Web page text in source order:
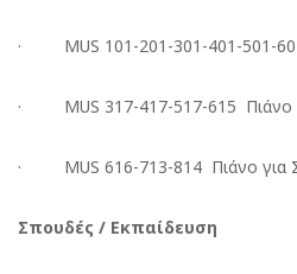
· MUS 101-201-301-401-501-
· MUS 317-417-517-615 Πιάνο
· MUS 616-713-814 Πιάνο για
Σπουδές / Εκπαίδευση